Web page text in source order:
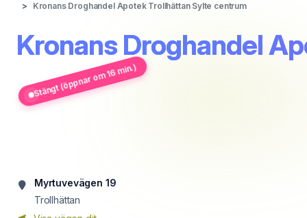
Kronans Droghandel Apotek Trollhättan Sylte centrum
Kronans Droghandel
Stängt (öppnar om 16 min.)
Myrtuvevägen 19
Trollhättan